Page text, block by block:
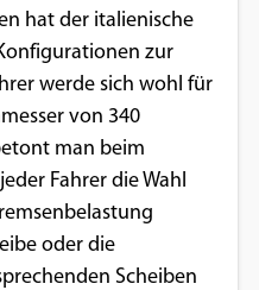
hat der italienische
zur
werde sich wohl für
von 340
man beim
Fahrer die Wahl
oder die
Scheiben
und
anzeigen zu
externen